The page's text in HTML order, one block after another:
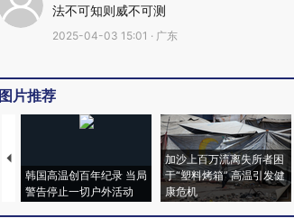
法不可知则威不可测
2025-04-03 15:01 · 广东
图片推荐
韩国高温创百年纪录 当局
警告停止一切户外活动
加沙上百万流离失所者困
于“塑料烤箱” 高温引发健
康危机